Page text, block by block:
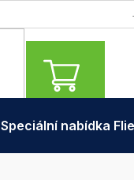
NÁKUPNÍ
KOŠÍK
Speciální nabídka